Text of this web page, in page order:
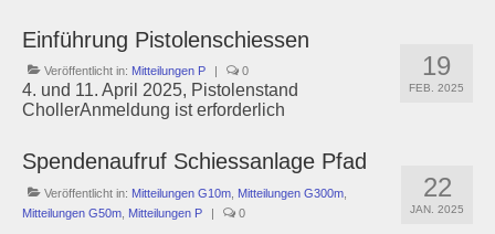
19
FEB. 2025
Einführung Pistolenschiessen
Veröffentlicht in: Mitteilungen P 0
4. und 11. April 2025, Pistolenstand
ChollerAnmeldung ist erforderlich
22
JAN. 2025
Spendenaufruf Schiessanlage Pfad
Veröffentlicht in: Mitteilungen G10m Mitteilungen G300m
Mitteilungen G50m Mitteilungen P | 0